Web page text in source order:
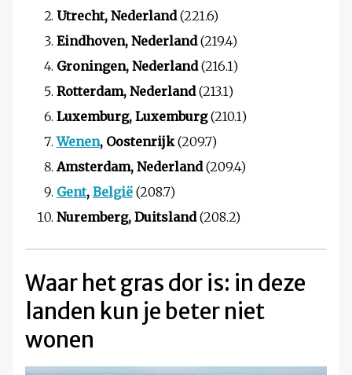
Utrecht, Nederland(221.6)
Eindhoven, Nederland(219.4)
Groningen, Nederland(216.1)
Rotterdam, Nederland(213.1)
Luxemburg, Luxemburg(210.1)
Wenen, Oostenrijk(209.7)
Amsterdam, Nederland(209.4)
Gent, België (208.7)
Nuremberg, Duitsland(208.2)
Waar het gras dor is: in deze
landen kun je beter niet
wonen